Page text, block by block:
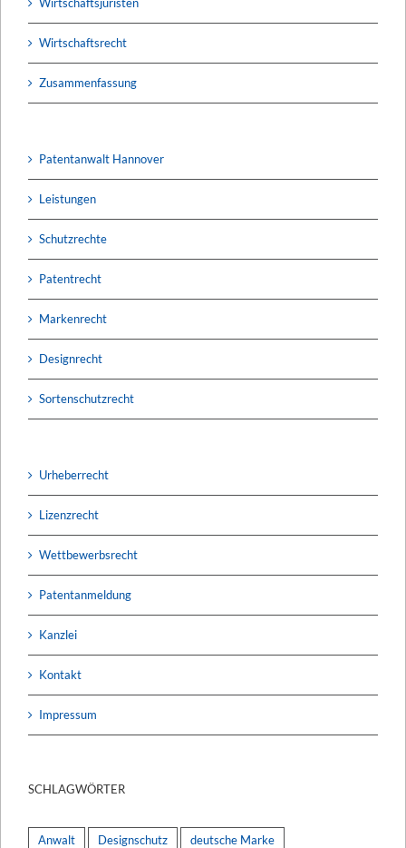
Wirtschaftsrecht
Zusammenfassung
Patentanwalt Hannover
Leistungen
Schutzrechte
Patentrecht
Markenrecht
Designrecht
Sortenschutzrecht
Urheberrecht
Lizenzrecht
Wettbewerbsrecht
Patentanmeldung
Kanzlei
Kontakt
Impressum
SCHLAGWÖRTER
Anwalt Designschutz deutsche Marke